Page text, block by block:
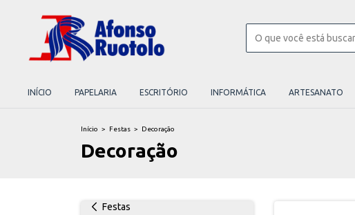
INÍCIO PAPELARIA ESCRITÓRIO INFORMÁTICA ARTESANATO
Início > Festas > Decoração
Decoração
Festas